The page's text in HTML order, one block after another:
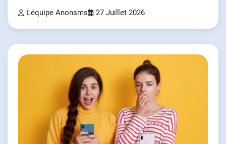
L'équipe Anonsms 27 Juillet 2026